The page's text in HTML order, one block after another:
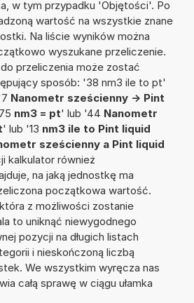
w tym przypadku 'Objętości'. Po
wartość na wszystkie znane
Na liście wyników można
wyszukane przeliczenie.
przeliczenia może zostać
sposób: '38 nm3 ile to pt'
Nanometr sześcienny -> Pint
nm3 = pt' lub '44 Nanometr
' lub '13 nm3 ile to Pint liquid
sześcienny a Pint liquid
kalkulator również
na jaką jednostkę ma
początkowa wartość.
z możliwości zostanie
to uniknąć niewygodnego
pozycji na długich listach
i nieskończoną liczbą
We wszystkim wyręcza nas
całą sprawę w ciągu ułamka